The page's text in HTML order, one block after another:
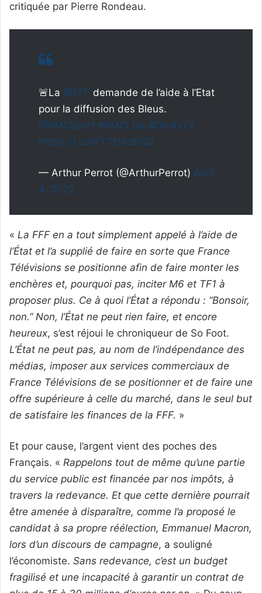
critiquée par Pierre Rondeau.
🚨La @FFF demande de l’aide à l’Etat
pour la diffusion des Bleus.
@RMCsport #RMCLive #DroitsTV
https://t.co/KT75Hz87Qf
— Arthur Perrot (@ArthurPerrot) April
4, 2022
« La FFF en a tout simplement appelé à l’aide de
l’État et l’a supplié de faire en sorte que France
Télévisions se positionne afin de faire monter les
enchères et, pourquoi pas, inciter M6 et TF1 à
proposer plus. Ce à quoi l’État a répondu : “Bonsoir,
non.” Non, l’État ne peut rien faire, et encore
heureux, s’est réjoui le chroniqueur de So Foot.
L’État ne peut pas, au nom de l’indépendance des
médias, imposer aux services commerciaux de
France Télévisions de se positionner et de faire une
offre supérieure à celle du marché, dans le seul but
de satisfaire les finances de la FFF. »
Et pour cause, l’argent vient des poches des
Français. « Rappelons tout de même qu’une partie
du service public est financée par nos impôts, à
travers la redevance. Et que cette dernière pourrait
être amenée à disparaître, comme l’a proposé le
candidat à sa propre réélection, Emmanuel Macron,
lors d’un discours de campagne, a souligné
l’économiste. Sans redevance, c’est un budget
fragilisé et une incapacité à garantir un contrat de